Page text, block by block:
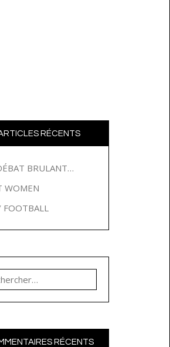
RÉCENTS
BRULANT…
WOMEN
FOOTBALL
:
RÉCENTS